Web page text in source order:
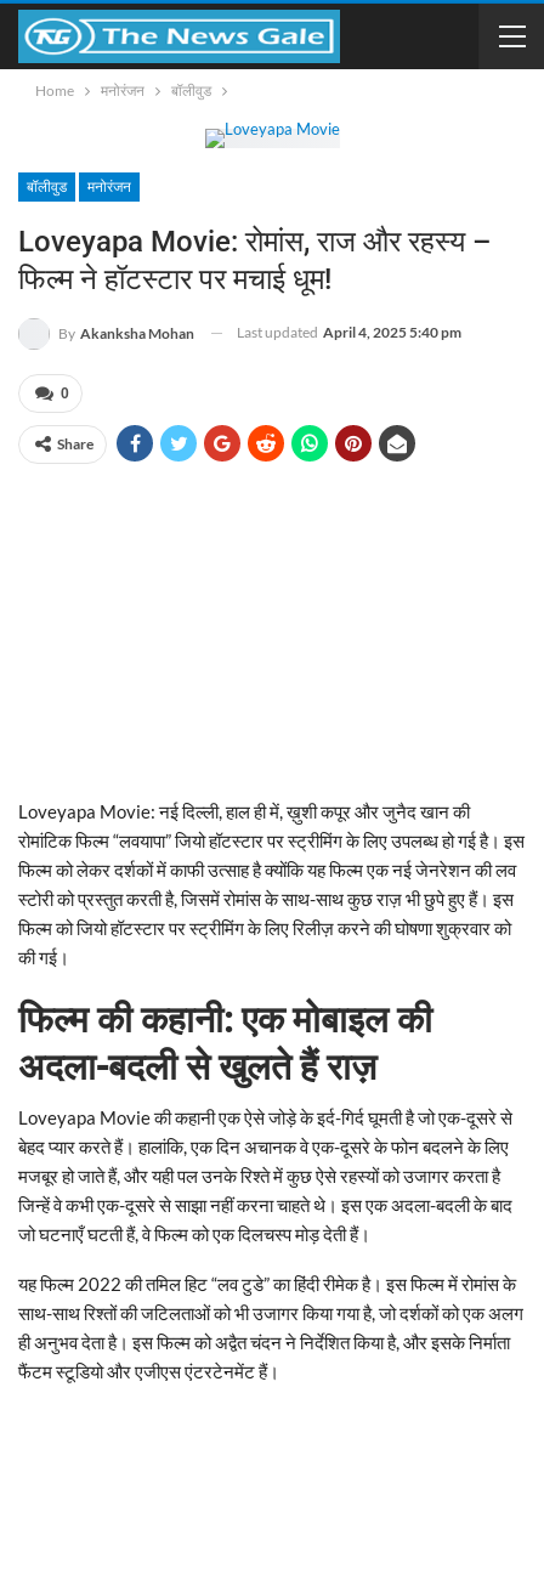
Home मनोरंजन बॉलीवुड
बॉलीवुड मनोरंजन
Loveyapa Movie: रोमांस, राज और रहस्य –
फिल्म ने हॉटस्टार पर मचाई धूम!
By Akanksha Mohan Last updated April 4, 2025 5:40 pm
0
Share
Loveyapa Movie: नई दिल्ली, हाल ही में, ख़ुशी कपूर और जुनैद खान की
रोमांटिक फिल्म “लवयापा” जियो हॉटस्टार पर स्ट्रीमिंग के लिए उपलब्ध हो गई है। इस
फिल्म को लेकर दर्शकों में काफी उत्साह है क्योंकि यह फिल्म एक नई जेनरेशन की लव
स्टोरी को प्रस्तुत करती है, जिसमें रोमांस के साथ-साथ कुछ राज़ भी छुपे हुए हैं। इस
फिल्म को जियो हॉटस्टार पर स्ट्रीमिंग के लिए रिलीज़ करने की घोषणा शुक्रवार को
की गई।
फिल्म की कहानी: एक मोबाइल की
अदला-बदली से खुलते हैं राज़
Loveyapa Movie की कहानी एक ऐसे जोड़े के इर्द-गिर्द घूमती है जो एक-दूसरे से
बेहद प्यार करते हैं। हालांकि, एक दिन अचानक वे एक-दूसरे के फोन बदलने के लिए
मजबूर हो जाते हैं, और यही पल उनके रिश्ते में कुछ ऐसे रहस्यों को उजागर करता है
जिन्हें वे कभी एक-दूसरे से साझा नहीं करना चाहते थे। इस एक अदला-बदली के बाद
जो घटनाएँ घटती हैं, वे फिल्म को एक दिलचस्प मोड़ देती हैं।
यह फिल्म 2022 की तमिल हिट “लव टुडे” का हिंदी रीमेक है। इस फिल्म में रोमांस के
साथ-साथ रिश्तों की जटिलताओं को भी उजागर किया गया है, जो दर्शकों को एक अलग
ही अनुभव देता है। इस फिल्म को अद्वैत चंदन ने निर्देशित किया है, और इसके निर्माता
फैंटम स्टूडियो और एजीएस एंटरटेनमेंट हैं।